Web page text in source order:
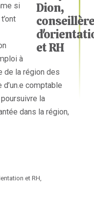
si
à
de la région des
comptable
la
dans la région,
et RH,